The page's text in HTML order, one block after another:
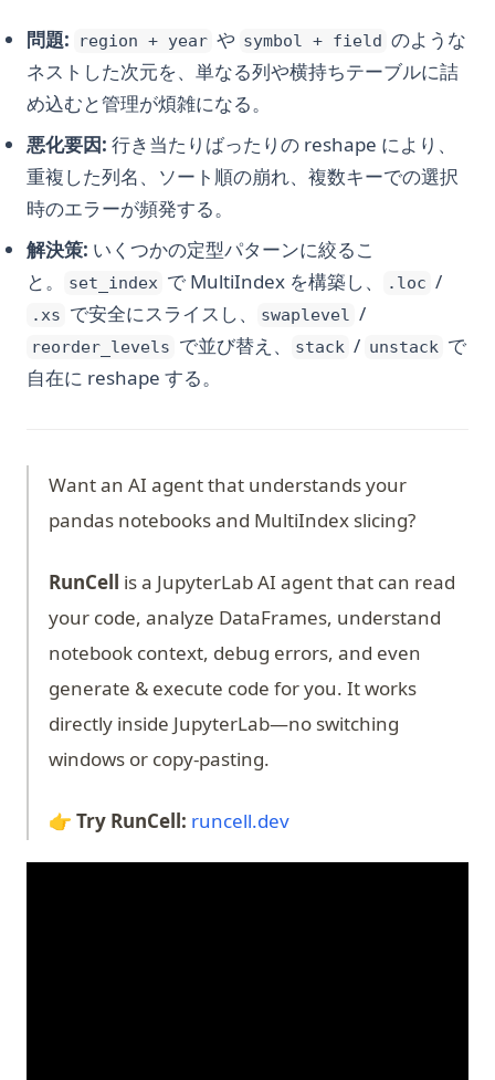
問題: region + year や symbol + field のような
ネストした次元を、単なる列や横持ちテーブルに詰
め込むと管理が煩雑になる。
悪化要因: 行き当たりばったりの reshape により、
重複した列名、ソート順の崩れ、複数キーでの選択
時のエラーが頻発する。
解決策: いくつかの定型パターンに絞るこ
と。
set_index で MultiIndex を構築し、 .loc /
.xs で安全にスライスし、 swaplevel /
reorder_levels で並び替え、 stack / unstack で
自在に reshape する。
Want an AI agent that understands your
pandas notebooks and MultiIndex slicing?
RunCell is a JupyterLab AI agent that can read
your code, analyze DataFrames, understand
notebook context, debug errors, and even
generate & execute code for you. It works
directly inside JupyterLab—no switching
windows or copy-pasting.
👉 Try RunCell: runcell.dev(opens in a new tab)